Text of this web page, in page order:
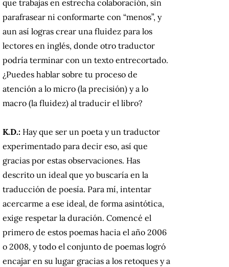
que trabajas en estrecha colaboración, sin
parafrasear ni conformarte con “menos”, y
aun así logras crear una fluidez para los
lectores en inglés, donde otro traductor
podría terminar con un texto entrecortado.
¿Puedes hablar sobre tu proceso de
atención a lo micro (la precisión) y a lo
macro (la fluidez) al traducir el libro?
K.D.: Hay que ser un poeta y un traductor
experimentado para decir eso, así que
gracias por estas observaciones. Has
descrito un ideal que yo buscaría en la
traducción de poesía. Para mí, intentar
acercarme a ese ideal, de forma asintótica,
exige respetar la duración. Comencé el
primero de estos poemas hacia el año 2006
o 2008, y todo el conjunto de poemas logró
encajar en su lugar gracias a los retoques y a